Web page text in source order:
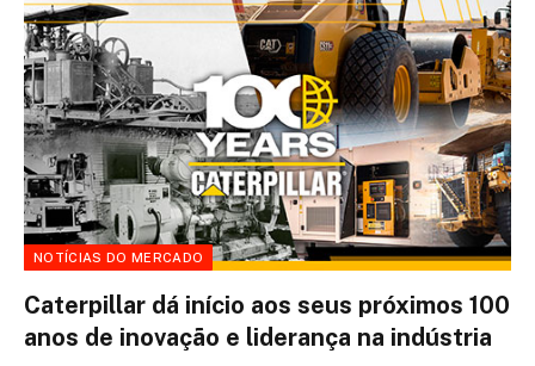
NOTÍCIAS DO MERCADO
Caterpillar dá início aos seus próximos 100
anos de inovação e liderança na indústria